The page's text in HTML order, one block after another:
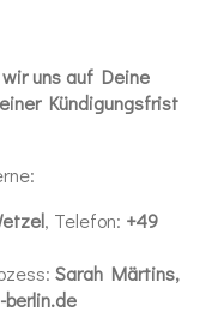
uns auf Deine
Kündigungsfrist
, Telefon: +49
Sarah Märtins,